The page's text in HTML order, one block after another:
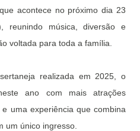
acontece no próximo dia 23
reunindo música, diversão e
voltada para toda a família.
realizada em 2025, o
ano com mais atrações
uma experiência que combina
um único ingresso.